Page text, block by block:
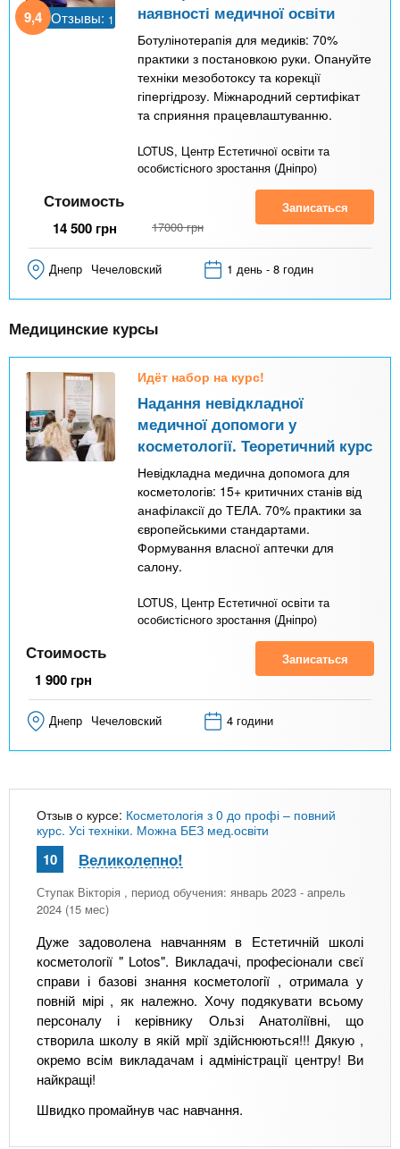
9,4 Отзывы: 1
наявності медичної освіти
Ботулінотерапія для медиків: 70%
практики з постановкою руки. Опануйте
техніки мезоботоксу та корекції
гіпергідрозу. Міжнародний сертифікат
та сприяння працевлаштуванню.
LOTUS, Центр Естетичної освіти та
особистісного зростання (Дніпро)
Стоимость
14 500 грн 17000 грн
Записаться
Днепр Чечеловский 1 день - 8 годин
Медицинские курсы
Идёт набор на курс!
Надання невідкладної
медичної допомоги у
косметології. Теоретичний курс
Невідкладна медична допомога для
косметологів: 15+ критичних станів від
анафілаксії до ТЕЛА. 70% практики за
європейськими стандартами.
Формування власної аптечки для
салону.
LOTUS, Центр Естетичної освіти та
особистісного зростання (Дніпро)
Стоимость
1 900 грн
Записаться
Днепр Чечеловский 4 години
Отзыв о курсе: Косметологія з 0 до профі – повний
курс. Усі техніки. Можна БЕЗ мед.освіти
Ступак Вікторія , период обучения: январь 2023 - апрель
2024 (15 мес)
Дуже задоволена навчанням в Естетичній школі
косметології " Lotos". Викладачі, професіонали свєї
справи і базові знання косметології , отримала у
повній мірі , як належно. Хочу подякувати всьому
персоналу і керівнику Ользі Анатоліївні, що
створила школу в якій мрії здійснюються!!! Дякую ,
окремо всім викладачам і адміністрації центру! Ви
найкращі!
Швидко промайнув час навчання.
10 Великолепно!